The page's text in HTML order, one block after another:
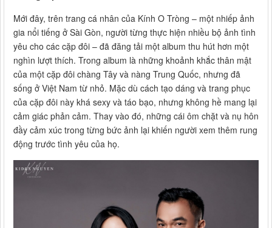
Mới đây, trên trang cá nhân của Kính O Tròng – một nhiếp ảnh
gia nổi tiếng ở Sài Gòn, người từng thực hiện nhiều bộ ảnh tình
yêu cho các cặp đôi – đã đăng tải một album thu hút hơn một
nghìn lượt thích. Trong album là những khoảnh khắc thân mật
của một cặp đôi chàng Tây và nàng Trung Quốc, nhưng đã
sống ở Việt Nam từ nhỏ. Mặc dù cách tạo dáng và trang phục
của cặp đôi này khá sexy và táo bạo, nhưng không hề mang lại
cảm giác phản cảm. Thay vào đó, những cái ôm chặt và nụ hôn
đầy cảm xúc trong từng bức ảnh lại khiến người xem thêm rung
động trước tình yêu của họ.